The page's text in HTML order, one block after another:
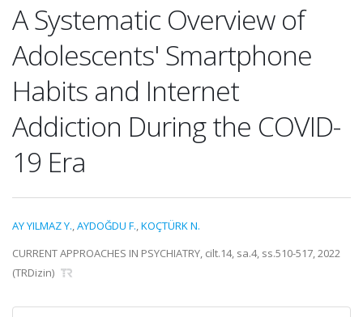
A Systematic Overview of
Adolescents' Smartphone
Habits and Internet
Addiction During the COVID-
19 Era
AY YILMAZ Y.,AYDOĞDU F.,KOÇTÜRK N.
CURRENT APPROACHES IN PSYCHIATRY, cilt.14, sa.4, ss.510-517, 2022
(TRDizin)